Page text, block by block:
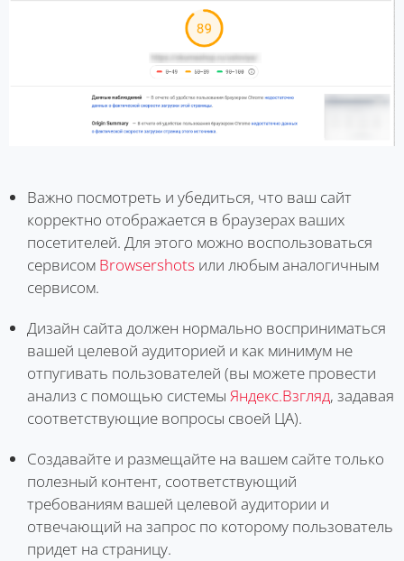
Важно посмотреть и убедиться, что ваш сайт
корректно отображается в браузерах ваших
посетителей. Для этого можно воспользоваться
сервисом Browsershots или любым аналогичным
сервисом.
Дизайн сайта должен нормально восприниматься
вашей целевой аудиторией и как минимум не
отпугивать пользователей (вы можете провести
анализ с помощью системы Яндекс.Взгляд, задавая
соответствующие вопросы своей ЦА).
Создавайте и размещайте на вашем сайте только
полезный контент, соответствующий
требованиям вашей целевой аудитории и
отвечающий на запрос по которому пользователь
придет на страницу.